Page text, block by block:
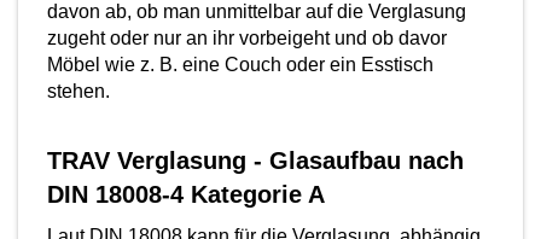
davon ab, ob man unmittelbar auf die Verglasung
zugeht oder nur an ihr vorbeigeht und ob davor
Möbel wie z. B. eine Couch oder ein Esstisch
stehen.
TRAV Verglasung - Glasaufbau nach
DIN 18008-4 Kategorie A